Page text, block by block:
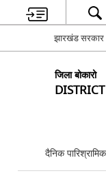
झारखंड सरकार
जिला बोकारो
दैनिक